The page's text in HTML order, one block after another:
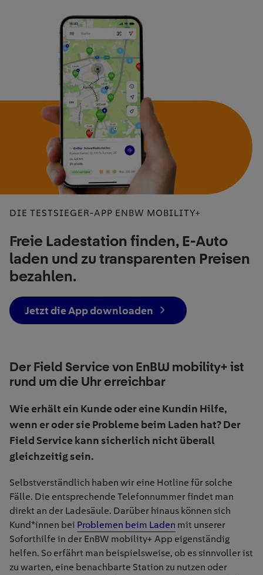
DIE TESTSIEGER-APP ENBW MOBILITY+
Freie Ladestation finden, E-Auto
laden und zu transparenten Preisen
bezahlen.
Jetzt die App downloaden
Der Field Service von EnBW mobility+ ist
rund um die Uhr erreichbar
Wie erhält ein Kunde oder eine Kundin Hilfe,
wenn er oder sie Probleme beim Laden hat? Der
Field Service kann sicherlich nicht überall
gleichzeitig sein.
Selbstverständlich haben wir eine Hotline für solche
Fälle. Die entsprechende Telefonnummer findet man
direkt an der Ladesäule. Darüber hinaus können sich
Kund*innen bei Problemen beim Laden mit unserer
Soforthilfe in der EnBW mobility+ App eigenständig
helfen. So erfährt man beispielsweise, ob es sinnvoller ist
zu warten, eine benachbarte Station zu nutzen oder